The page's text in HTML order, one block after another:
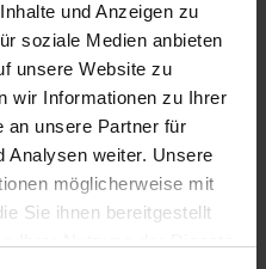
und Anzeigen zu
soziale Medien anbieten
unsere Website zu
wir Informationen zu Ihrer
an unsere Partner für
Analysen weiter. Unsere
möglicherweise mit
Sie ihnen bereitgestellt
km
kW / 245 PS